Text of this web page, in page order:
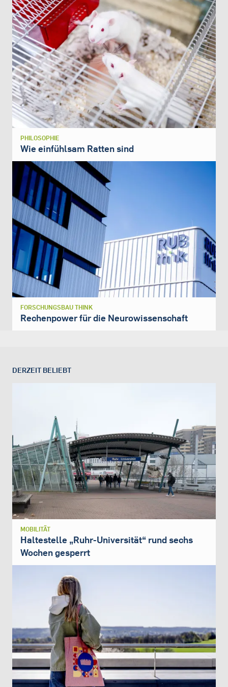
PHILOSOPHIE
Wie einfühlsam Ratten sind
FORSCHUNGSBAU THINK
Rechenpower für die Neurowissenschaft
DERZEIT BELIEBT
MOBILITÄT
Haltestelle „Ruhr-Universität“ rund sechs
Wochen gesperrt